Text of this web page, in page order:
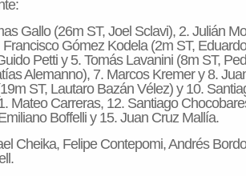
Gallo (26m ST, Joel Sclavi), 2. Julián
Gómez Kodela (2m ST,
Petti y 5. Tomás Lavanini (8m ST,
Alemanno), 7. Marcos Kremer y 8.
ST, Lautaro Bazán Vélez) y 10.
Mateo Carreras, 12. Santiago
Boffelli y 15. Juan Cruz Mallía.
Cheika, Felipe Contepomi, Andrés